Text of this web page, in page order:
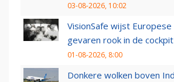
03-08-2026, 10:02
VisionSafe wijst Europese
gevaren rook in de cockpit
01-08-2026, 8:00
Donkere wolken boven